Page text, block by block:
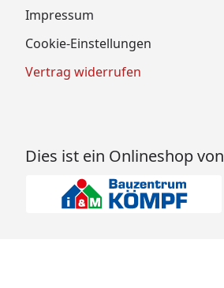
Impressum
Cookie-Einstellungen
Vertrag widerrufen
Dies ist ein Onlineshop von